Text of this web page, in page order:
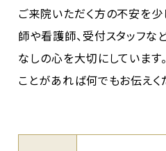
ご来院いただく方の不安を少
師や看護師、受付スタッフな
なしの心を大切にしています
ことがあれば何でもお伝えく